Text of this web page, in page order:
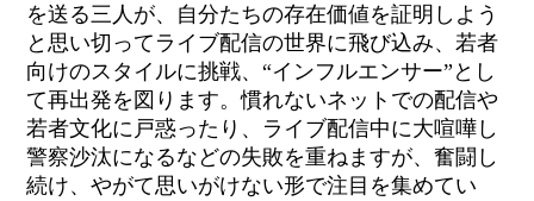
を送る三人が、自分たちの存在価値を証明しよう
と思い切ってライブ配信の世界に飛び込み、若者
向けのスタイルに挑戦、“インフルエンサー”とし
て再出発を図ります。慣れないネットでの配信や
若者文化に戸惑ったり、ライブ配信中に大喧嘩し
警察沙汰になるなどの失敗を重ねますが、奮闘し
続け、やがて思いがけない形で注目を集めてい